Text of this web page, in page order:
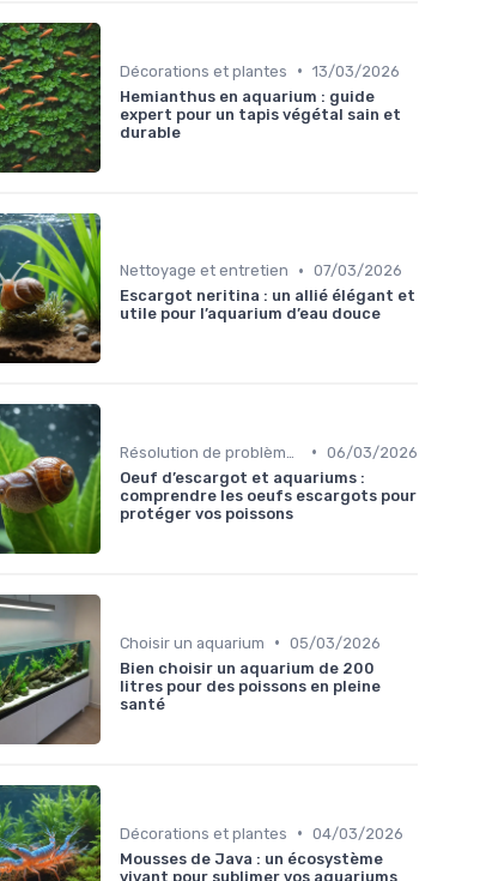
Décorations et plantes • 13/03/2026
Hemianthus en aquarium : guide
expert pour un tapis végétal sain et
durable
Nettoyage et entretien • 07/03/2026
Escargot neritina : un allié élégant et
utile pour l’aquarium d’eau douce
• 06/03/2026
Oeuf d’escargot et aquariums :
comprendre les oeufs escargots pour
protéger vos poissons
Choisir un aquarium • 05/03/2026
Bien choisir un aquarium de 200
litres pour des poissons en pleine
santé
Décorations et plantes • 04/03/2026
Mousses de Java : un écosystème
vivant pour sublimer vos aquariums